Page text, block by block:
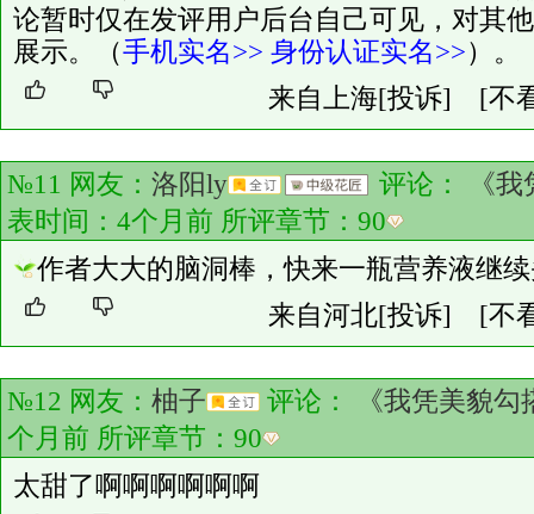
论暂时仅在发评用户后台自己可见，对其
展示。（手机实名>> 身份认证实名>>）。
来自上海[投诉] [不
№11 网友： 洛阳ly 评论：
《
表时间：4个月前 所评章节： 90
作者大大的脑洞棒，快来一瓶营养液继
来自河北[投诉] [不
№12 网友： 柚子 评论：
《我凭美貌
个月前 所评章节： 90
太甜了啊啊啊啊啊啊